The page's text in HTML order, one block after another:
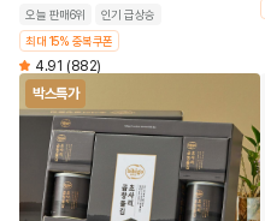
오늘 판매6위
인기 급상승
최대 15% 중복쿠폰
4.91 (882)
박스특가